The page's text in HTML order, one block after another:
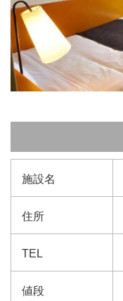
施設名
住所
TEL
値段